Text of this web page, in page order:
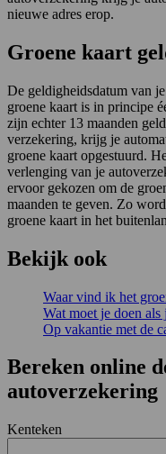
nieuwe adres erop.
Groene kaart
De geldigheidsdatum van
groene kaart is in principe
zijn echter 13 maanden
verzekering, krijg je
groene kaart opgestuurd.
verlenging van je
ervoor gekozen om de
maanden te geven. Zo
groene kaart in het
Bekijk ook
Waar vind ik het
Wat moet je doen
Op vakantie met de
Bereken online
autoverzekering
Kenteken